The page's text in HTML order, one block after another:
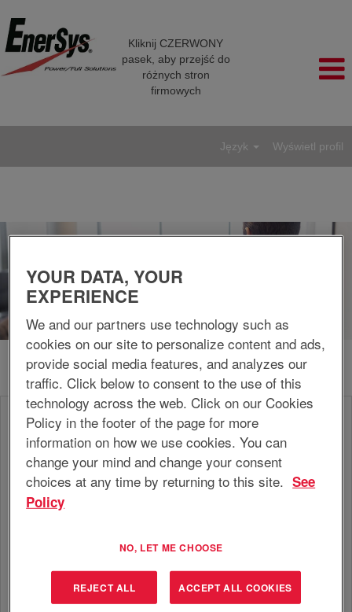
Kliknij CZERWONY
pasek, aby przejść do
różnych stron
firmowych
Język Wyświetl profil
Kierownik/Inspektor/Specjalista
Opracowanie i wykonanie
planu rocznego dla
własnego obszaru
działalności i/lub
przydzielonej jednostki,
monitorowaniu
BHP w celu
zminimalizowania ryzyka
związanego z BHP.
YOUR DATA, YOUR
EXPERIENCE
We and our partners use technology such as
cookies on our site to personalize content and ads,
provide social media features, and analyzes our
traffic. Click below to consent to the use of this
technology across the web. Click on our Cookies
Policy in the footer of the page for more
information on how we use cookies. You can
change your mind and change your consent
choices at any time by returning to this site. See
Policy
NO, LET ME CHOOSE
REJECT ALL ACCEPT ALL COOKIES